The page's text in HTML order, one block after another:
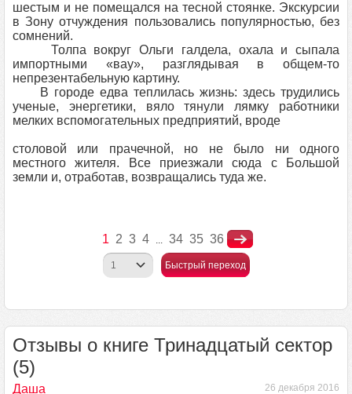
шестым и не помещался на тесной стоянке. Экскурсии
в Зону отчуждения пользовались популярностью, без
сомнений.
Толпа вокруг Ольги галдела, охала и сыпала
импортными «вау», разглядывая в общем-то
непрезентабельную картину.
В городе едва теплилась жизнь: здесь трудились
ученые, энергетики, вяло тянули лямку работники
мелких вспомогательных предприятий, вроде
столовой или прачечной, но не было ни одного
местного жителя. Все приезжали сюда с Большой
земли и, отработав, возвращались туда же.
1 2 3 4 ... 34 35 36
Быстрый переход
Отзывы о книге Тринадцатый сектор
(5)
Даша 26 декабря 2016